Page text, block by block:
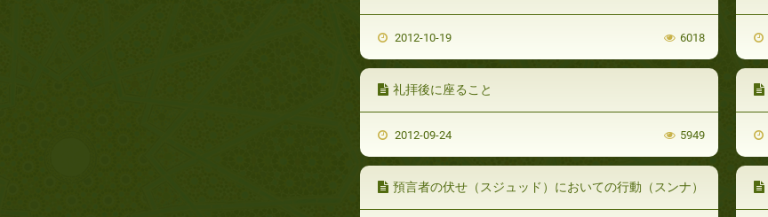
2012-10-19 6018
礼拝後に座ること
2012-09-24 5949
預言者の伏せ（スジュッド）においての行動（スンナ）